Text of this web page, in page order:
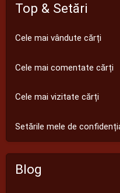
Top & Setări
Cele mai vândute cărți
Cele mai comentate cărți
Cele mai vizitate cărți
Setările mele de
Blog